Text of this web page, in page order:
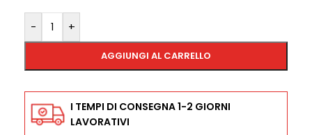
- +
AGGIUNGI AL CARRELLO
I TEMPI DI CONSEGNA 1-2 GIORNI
LAVORATIVI